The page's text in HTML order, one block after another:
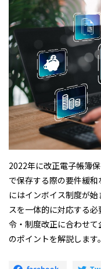
2022年に改正電子帳簿
で保存する際の要件緩
にはインボイス制度が
スを一体的に対応する
令・制度改正に合わせ
のポイントを解説します。